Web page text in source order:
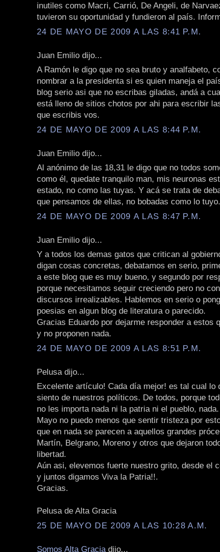
inutiles como Macri, Carrió, De Angeli, de
tuvieron su oportunidad y fundieron al país.
24 DE MAYO DE 2009 A LAS 8:41 P.M.
Juan Emilio dijo...
A Ramón le digo que no sea bruto y analfabeto,
nombrar a la presidenta si es quien maneja el
blog serio asi que no escribas giladas, andá a
está lleno de sitios chotos por ahi para escribir
que escribis vos.
24 DE MAYO DE 2009 A LAS 8:44 P.M.
Juan Emilio dijo...
Al anónimo de las 18,31 le digo que no todos
como él, quedate tranquilo man, mis neuronas
estado, no como las tuyas. Y acá se trata de
que pensamos de ellas, no bobadas como lo tuyo.
24 DE MAYO DE 2009 A LAS 8:47 P.M.
Juan Emilio dijo...
Y a todos los demas gatos que critican al
digan cosas concretas, debatamos en serio,
a este blog que es muy bueno, y segundo por
porque necesitamos seguir creciendo pero no
discursos irrealizables. Hablemos en serio o
poesias en algun blog de literatura o parecido.
Gracias Eduardo por dejarme responder a estos
y no proponen nada.
24 DE MAYO DE 2009 A LAS 8:51 P.M.
Pelusa dijo...
Excelente artículo! Cada día mejor! es tal cual lo
siento de nuestros políticos. De todos, porque
no les importa nada ni la patria ni el pueblo,
Mayo no puedo menos que sentir tristeza por
que en nada se parecen a aquellos grandes
Martín, Belgrano, Moreno y otros que dejaron
libertad.
Aún asi, elevemos fuerte nuestro grito, desde el
y juntos digamos Viva la Patria!!.
Gracias.
Pelusa de Alta Gracia
25 DE MAYO DE 2009 A LAS 10:28 A.M.
Somos Alta Gracia dijo...